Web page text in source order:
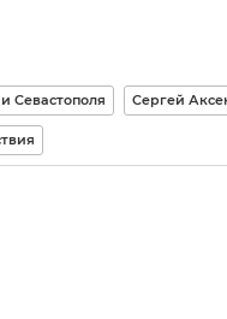
Севастополя Сергей